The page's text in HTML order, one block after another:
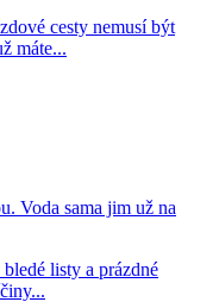
cesty nemusí být
máte...
Voda sama jim už na
listy a prázdné